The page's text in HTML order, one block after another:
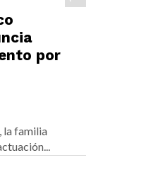
por
la familia